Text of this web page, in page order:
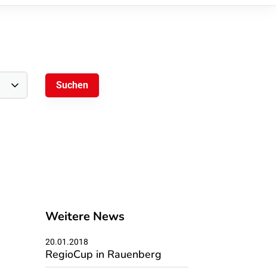
Weitere News
20.01.2018
RegioCup in Rauenberg